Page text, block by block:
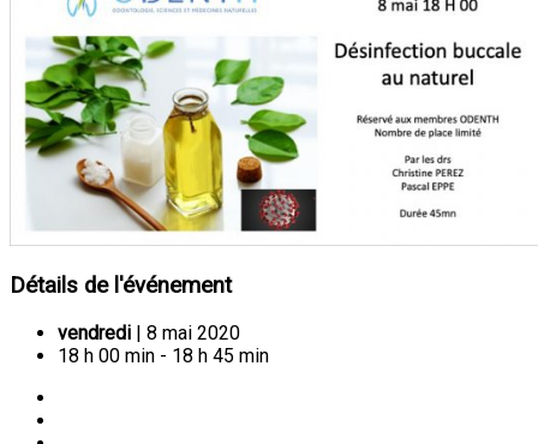
Détails de l'événement
vendredi | 8 mai 2020
18 h 00 min - 18 h 45 min